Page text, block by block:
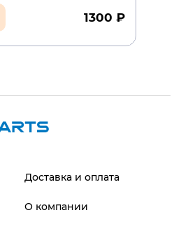
1300 ₽
Доставка и оплата
О компании